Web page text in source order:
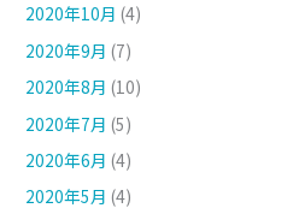
2020年10月 (4)
2020年9月 (7)
2020年8月 (10)
2020年7月 (5)
2020年6月 (4)
2020年5月 (4)